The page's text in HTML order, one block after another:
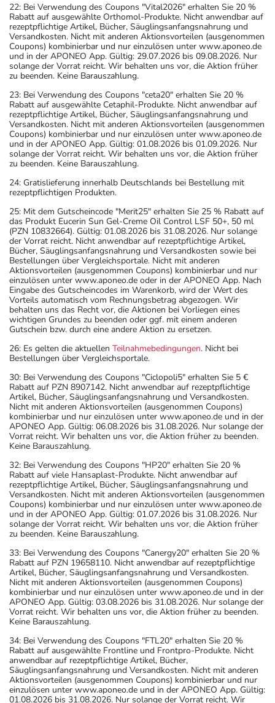
22: Bei Verwendung des Coupons "Vital2026" erhalten Sie 20 %
Rabatt auf ausgewählte Orthomol-Produkte. Nicht anwendbar auf
rezeptpflichtige Artikel, Bücher, Säuglingsanfangsnahrung und
Versandkosten. Nicht mit anderen Aktionsvorteilen (ausgenommen
Coupons) kombinierbar und nur einzulösen unter www.aponeo.de
und in der APONEO App. Gültig: 29.07.2026 bis 09.08.2026. Nur
solange der Vorrat reicht. Wir behalten uns vor, die Aktion früher
zu beenden. Keine Barauszahlung.
23: Bei Verwendung des Coupons "ceta20" erhalten Sie 20 %
Rabatt auf ausgewählte Cetaphil-Produkte. Nicht anwendbar auf
rezeptpflichtige Artikel, Bücher, Säuglingsanfangsnahrung und
Versandkosten. Nicht mit anderen Aktionsvorteilen (ausgenommen
Coupons) kombinierbar und nur einzulösen unter www.aponeo.de
und in der APONEO App. Gültig: 01.08.2026 bis 01.09.2026. Nur
solange der Vorrat reicht. Wir behalten uns vor, die Aktion früher
zu beenden. Keine Barauszahlung.
24: Gratislieferung innerhalb Deutschlands bei Bestellung mit
rezeptpflichtigen Produkten.
25: Mit dem Gutscheincode "Merit25" erhalten Sie 25 % Rabatt auf
das Produkt Eucerin Sun Gel-Creme Oil Control LSF 50+, 50 ml
(PZN 10832664). Gültig: 01.08.2026 bis 31.08.2026. Nur solange
der Vorrat reicht. Nicht anwendbar auf rezeptpflichtige Artikel,
Bücher, Säuglingsanfangsnahrung und Versandkosten sowie bei
Bestellungen über Vergleichsportale. Nicht mit anderen
Aktionsvorteilen (ausgenommen Coupons) kombinierbar und nur
einzulösen unter www.aponeo.de oder in der APONEO App. Nach
Eingabe des Gutscheincodes im Warenkorb, wird der Wert des
Vorteils automatisch vom Rechnungsbetrag abgezogen. Wir
behalten uns das Recht vor, die Aktionen bei Vorliegen eines
wichtigen Grundes zu beenden oder ggf. mit einem anderen
Gutschein bzw. durch eine andere Aktion zu ersetzen.
26: Es gelten die aktuellen Teilnahmebedingungen. Nicht bei
Bestellungen über Vergleichsportale.
30: Bei Verwendung des Coupons "Ciclopoli5" erhalten Sie 5 €
Rabatt auf PZN 8907142. Nicht anwendbar auf rezeptpflichtige
Artikel, Bücher, Säuglingsanfangsnahrung und Versandkosten.
Nicht mit anderen Aktionsvorteilen (ausgenommen Coupons)
kombinierbar und nur einzulösen unter www.aponeo.de und in der
APONEO App. Gültig: 06.08.2026 bis 31.08.2026. Nur solange der
Vorrat reicht. Wir behalten uns vor, die Aktion früher zu beenden.
Keine Barauszahlung.
32: Bei Verwendung des Coupons "HP20" erhalten Sie 20 %
Rabatt auf viele Hansaplast-Produkte. Nicht anwendbar auf
rezeptpflichtige Artikel, Bücher, Säuglingsanfangsnahrung und
Versandkosten. Nicht mit anderen Aktionsvorteilen (ausgenommen
Coupons) kombinierbar und nur einzulösen unter www.aponeo.de
und in der APONEO App. Gültig: 01.07.2026 bis 31.08.2026. Nur
solange der Vorrat reicht. Wir behalten uns vor, die Aktion früher
zu beenden. Keine Barauszahlung.
33: Bei Verwendung des Coupons "Canergy20" erhalten Sie 20 %
Rabatt auf PZN 19658110. Nicht anwendbar auf rezeptpflichtige
Artikel, Bücher, Säuglingsanfangsnahrung und Versandkosten.
Nicht mit anderen Aktionsvorteilen (ausgenommen Coupons)
kombinierbar und nur einzulösen unter www.aponeo.de und in der
APONEO App. Gültig: 03.08.2026 bis 31.08.2026. Nur solange der
Vorrat reicht. Wir behalten uns vor, die Aktion früher zu beenden.
Keine Barauszahlung.
34: Bei Verwendung des Coupons "FTL20" erhalten Sie 20 %
Rabatt auf ausgewählte Frontline und Frontpro-Produkte. Nicht
anwendbar auf rezeptpflichtige Artikel, Bücher,
Säuglingsanfangsnahrung und Versandkosten. Nicht mit anderen
Aktionsvorteilen (ausgenommen Coupons) kombinierbar und nur
einzulösen unter www.aponeo.de und in der APONEO App. Gültig:
01.08.2026 bis 31.08.2026. Nur solange der Vorrat reicht. Wir